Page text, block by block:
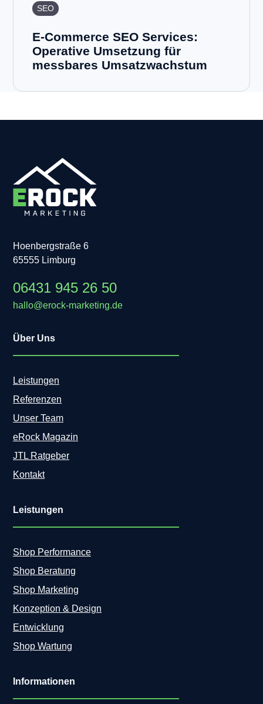
SEO
E-Commerce SEO Services:
Operative Umsetzung für
messbares Umsatzwachstum
Hoenbergstraße 6
65555 Limburg
06431 945 26 50
hallo@erock-marketing.de
Über Uns
Leistungen
Referenzen
Unser Team
eRock Magazin
JTL Ratgeber
Kontakt
Leistungen
Shop Performance
Shop Beratung
Shop Marketing
Konzeption & Design
Entwicklung
Shop Wartung
Informationen